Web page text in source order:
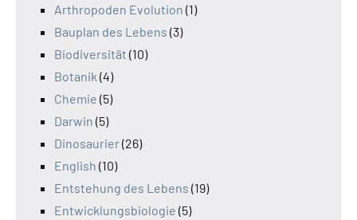
Arthropoden Evolution (1)
Bauplan des Lebens (3)
Biodiversität (10)
Botanik (4)
Chemie (5)
Darwin (5)
Dinosaurier(26)
English (10)
Entstehung des Lebens (19)
Entwicklungsbiologie (5)